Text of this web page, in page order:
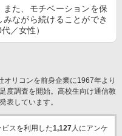
た、モチベーションを保
ながら続けることができ
／女性）
オリコンを前身企業に1967年より
度調査を開始。高校生向け通信教
表しています。
スを利用した1,127人にアンケ